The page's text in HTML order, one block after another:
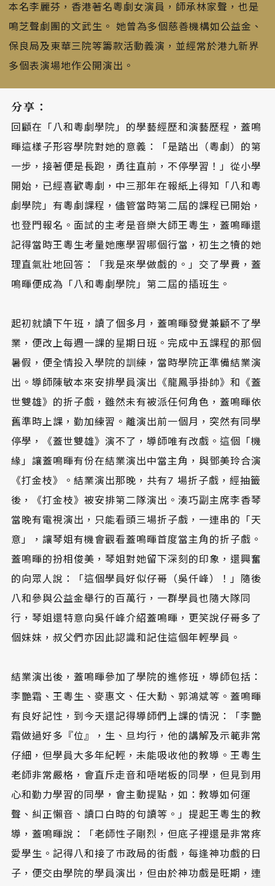
本名李麗芬，香港著名粵劇女演員，師承林家聲，也是
鳴芝聲劇團的文武生。 她曾為多個慈善機構如公益金、
保良局及東華三院等籌款活動義演，並經常於港九新界
多個表演場地作公開演出。
分享：
回顧在「八和粵劇學院」的學藝經歷和演藝歷程，蓋鳴
暉這樣子形容學院對她的意義：「是踏出（粵劇）的第
一步，接著便是長跑，勇往直前，不停學習！」從小學
開始，已經喜歡粵劇，中三那年在報紙上得知「八和粵
劇學院」有粵劇課程，儘管當時第二屆的課程已開始，
也登門報名。面試的主考是音樂大師王粵生，蓋鳴暉還
記得當時王粵生考量她應學習哪個行當，初生之犢的她
理直氣壯地回答：「我是來學做戲的。」交了學費，蓋
鳴暉便成為「八和粵劇學院」第二屆的插班生。
起初就讀下午班，讀了個多月，蓋鳴暉發覺兼顧不了學
業，便改上每週一課的星期日班。完成中五課程的那個
暑假，便全情投入學院的訓練，當時學院正準備結業演
出。導師陳敏本來安排學員演出《龍鳳爭掛帥》和《蓋
世雙雄》的折子戲，雖然未有被派任何角色，蓋鳴暉依
舊準時上課，勤加練習。離演出前一個月，突然有同學
停學，《蓋世雙雄》演不了，導師唯有改戲。這個「機
緣」讓蓋鳴暉有份在結業演出中當主角，與鄧美玲合演
《打金枝》。結業演出那晚，共有7 場折子戲，經抽籤
後，《打金枝》被安排第二隊演出。湊巧副主席李香琴
當晚有電視演出，只能看頭三場折子戲，一連串的「天
意」，讓琴姐有機會觀看蓋鳴暉首度當主角的折子戲。
蓋鳴暉的扮相俊美，琴姐對她留下深刻的印象，還興奮
的向眾人說：「這個學員好似仔哥（吳仟峰）！」隨後
八和參與公益金舉行的百萬行，一群學員也隨大隊同
行，琴姐還特意向吳仟峰介紹蓋鳴暉，更笑說仔哥多了
個妹妹，叔父們亦因此認識和記住這個年輕學員。
結業演出後，蓋鳴暉參加了學院的進修班，導師包括：
李艷霜、王粵生、麥惠文、任大勳、郭鴻斌等。蓋鳴暉
有良好記性，到今天還記得導師們上課的情況：「李艷
霜做過好多『位』，生、旦均行，他的講解及示範非常
仔細，但學員大多年紀輕，未能吸收他的教導。王粵生
老師非常嚴格，會直斥走音和唔啱板的同學，但見到用
心和勤力學習的同學，會主動提點，如：教導如何運
聲、糾正懶音、讀口白時的句讀等。」提起王粵生的教
導，蓋鳴暉說：「老師性子剛烈，但底子裡還是非常疼
愛學生。記得八和接了巿政局的街戲，每逢神功戲的日
子，便交由學院的學員演出，但由於神功戲是旺期，連